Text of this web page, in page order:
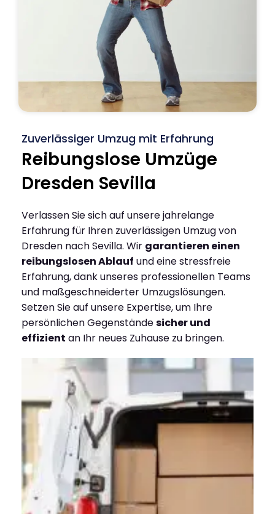
Zuverlässiger Umzug mit Erfahrung
Reibungslose Umzüge
Dresden Sevilla
Verlassen Sie sich auf unsere jahrelange
Erfahrung für Ihren zuverlässigen Umzug von
Dresden nach Sevilla. Wir garantieren einen
reibungslosen Ablauf und eine stressfreie
Erfahrung, dank unseres professionellen Teams
und maßgeschneiderter Umzugslösungen.
Setzen Sie auf unsere Expertise, um Ihre
persönlichen Gegenständesicher und
effizient an Ihr neues Zuhause zu bringen.